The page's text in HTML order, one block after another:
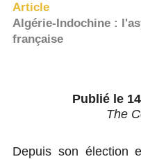
Article
Algérie-Indochine :
française
Publié le
The
Depuis son élection